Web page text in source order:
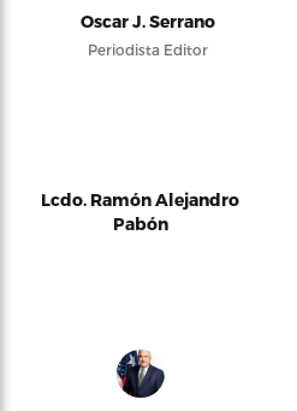
Oscar J. Serrano
Periodista Editor
Lcdo. Ramón Alejandro
Pabón